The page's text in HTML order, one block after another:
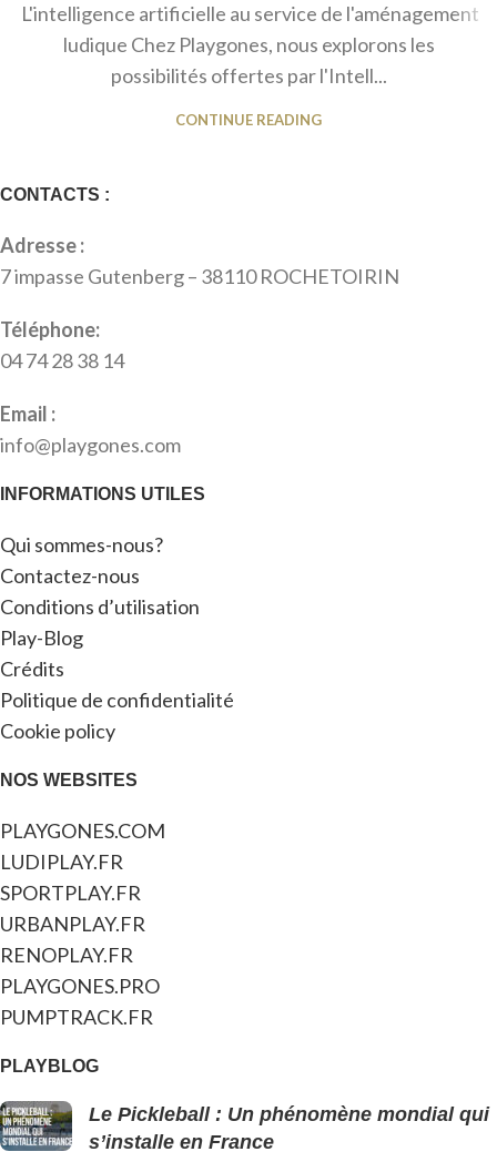
L'intelligence artificielle au service de l'aménagement
ludique Chez Playgones, nous explorons les
possibilités offertes par l'Intell...
CONTINUE READING
CONTACTS :
Adresse :
7 impasse Gutenberg – 38110 ROCHETOIRIN
Téléphone:
04 74 28 38 14
Email :
info@playgones.com
INFORMATIONS UTILES
Qui sommes-nous?
Contactez-nous
Conditions d’utilisation
Play-Blog
Crédits
Politique de confidentialité
Cookie policy
NOS WEBSITES
PLAYGONES.COM
LUDIPLAY.FR
SPORTPLAY.FR
URBANPLAY.FR
RENOPLAY.FR
PLAYGONES.PRO
PUMPTRACK.FR
PLAYBLOG
Le Pickleball : Un phénomène mondial qui
s’installe en France